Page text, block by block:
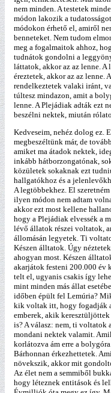
nem minden. A testetek
módon lakozik a
módokon érhető el, amiről
benneteket. Nem tudom
meg a fogalmaitok ahhoz,
tudnátok gondolni a
láttatok, akkor az az lenne.
éreztetek, akkor az az lenne.
rendelkeztetek valaki iránt,
túltesz mindazon, amit a
lenne. A Plejádiak adták ezt
beszélni nektek, miután
Kedveseim, nehéz dolog ez.
megbeszéltünk már, de
amiket ma átadok nektek,
inkább hátborzongatónak,
közületek sokaknak ezt
hallgatókhoz és a
A legtöbbekhez. El
ilyen módon nem adtam
akkor ezt most kellene
hogy a Plejádiak elvessék a
lévő állatok részei voltatok,
állomásán legyetek. Ti
Készen álltatok. Úgy
ahogyan most. Készen
akarjátok festeni 200.000 év
telt el, ugyanis csakis így
mint minden más állat
időben épült fel Lemúria?
kik voltak itt, hogy fogadják
emberek, akik
is? A válasz: nem, ti voltatok
mondani nektek valamit.
korlátozva ám erre a
Bárhonnan érkezhettetek.
növekszik, akkor mit
Az élet nem a semmiből
hogy léteznek entitások és